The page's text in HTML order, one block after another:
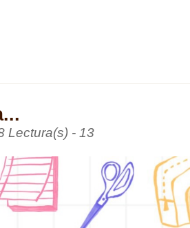
Lectura(s) - 13